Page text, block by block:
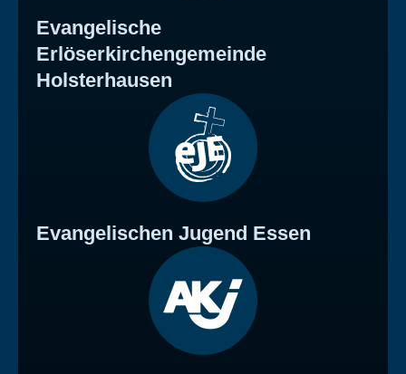
Evangelische
Erlöserkirchengemeinde
Holsterhausen
Evangelischen Jugend Essen